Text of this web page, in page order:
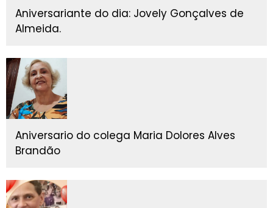
Aniversariante do dia: Jovely Gonçalves de
Almeida.
Aniversario do colega Maria Dolores Alves
Brandão